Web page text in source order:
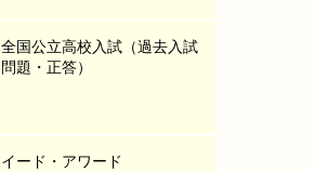
全国公立高校入試（過去入試
問題・正答）
イード・アワード